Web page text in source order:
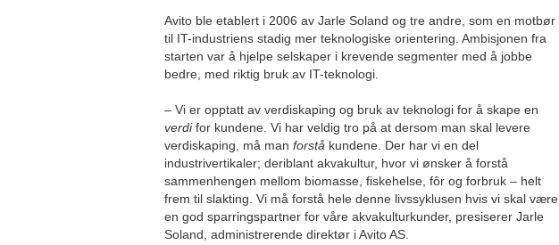
Avito ble etablert i 2006 av Jarle Soland og tre andre, som en motbør
til IT-industriens stadig mer teknologiske orientering. Ambisjonen fra
starten var å hjelpe selskaper i krevende segmenter med å jobbe
bedre, med riktig bruk av IT-teknologi.
– Vi er opptatt av verdiskaping og bruk av teknologi for å skape en
verdifor kundene. Vi har veldig tro på at dersom man skal levere
verdiskaping, må man forstå kundene. Der har vi en del
industrivertikaler; deriblant akvakultur, hvor vi ønsker å forstå
sammenhengen mellom biomasse, fiskehelse, fôr og forbruk – helt
frem til slakting. Vi må forstå hele denne livssyklusen hvis vi skal være
en god sparringspartner for våre akvakulturkunder, presiserer Jarle
Soland, administrerende direktør i Avito AS.